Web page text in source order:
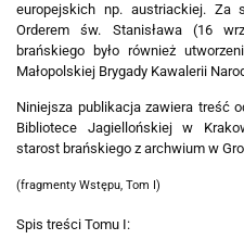
europejskich np. austriackiej. Za
Orderem św. Stanisława (16
brańskiego było również
Małopolskiej Brygady Kawalerii
Niniejsza publikacja zawiera treść
Bibliotece Jagiellońskiej w
starost brańskiego z archwium w
(fragmenty Wstępu, Tom I)
Spis treści Tomu I: